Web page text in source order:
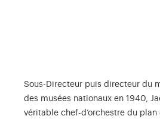
Sous-Directeur puis directeur du
des musées nationaux en 1940,
véritable chef-d’orchestre du